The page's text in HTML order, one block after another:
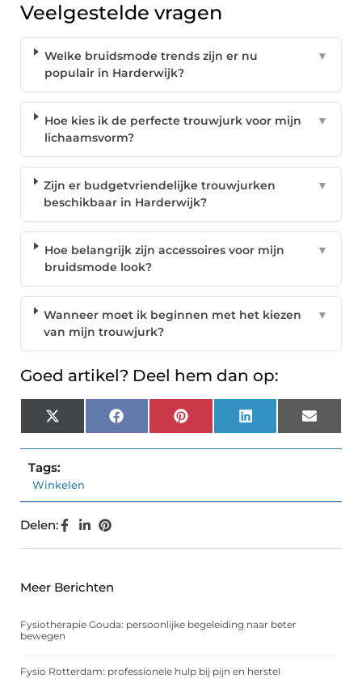
Veelgestelde vragen
Welke bruidsmode trends zijn er nu
populair in Harderwijk?
▼
Hoe kies ik de perfecte trouwjurk voor mijn
lichaamsvorm?
▼
Zijn er budgetvriendelijke trouwjurken
beschikbaar in Harderwijk?
▼
Hoe belangrijk zijn accessoires voor mijn
bruidsmode look?
▼
Wanneer moet ik beginnen met het kiezen
van mijn trouwjurk?
▼
Goed artikel? Deel hem dan op:
X
(Twitter)
Facebook Pinterest LinkedIn Email
Tags:
Winkelen
Delen:
Meer Berichten
Fysiotherapie Gouda: persoonlijke begeleiding naar beter
bewegen
Fysio Rotterdam: professionele hulp bij pijn en herstel